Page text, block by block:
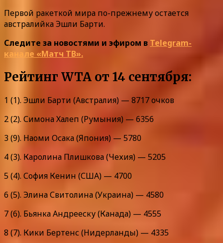
Первой ракеткой мира по-прежнему остается
австралийка Эшли Барти.
Следите за новостями и эфиром в Telegram-
канале «Матч ТВ».
Рейтинг WTA от 14 сентября:
1 (1). Эшли Барти (Австралия) — 8717 очков
2 (2). Симона Халеп (Румыния) — 6356
3 (9). Наоми Осака (Япония) — 5780
4 (3). Каролина Плишкова (Чехия) — 5205
5 (4). София Кенин (США) — 4700
6 (5). Элина Свитолина (Украина) — 4580
7 (6). Бьянка Андрееску (Канада) — 4555
8 (7). Кики Бертенс (Нидерланды) — 4335